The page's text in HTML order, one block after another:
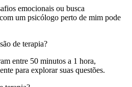
emocionais ou busca
um psicólogo perto de mim pode
de terapia?
entre 50 minutos a 1 hora,
para explorar suas questões.